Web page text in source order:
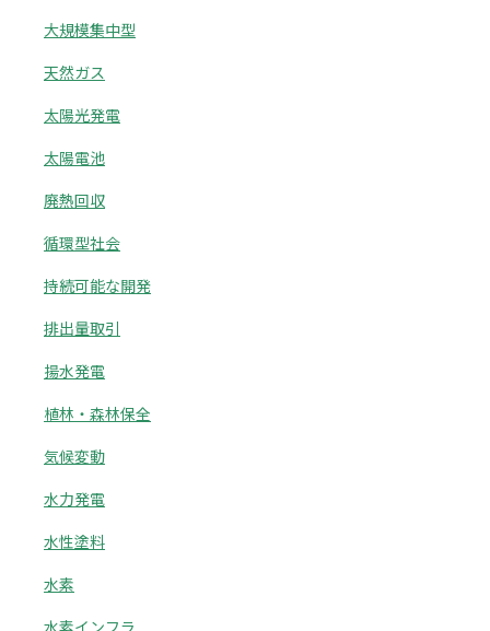
大規模集中型
天然ガス
太陽光発電
太陽電池
廃熱回収
循環型社会
持続可能な開発
排出量取引
揚水発電
植林・森林保全
気候変動
水力発電
水性塗料
水素
水素インフラ